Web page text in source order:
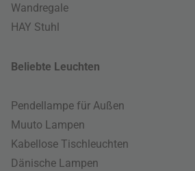
Wandregale
HAY Stuhl
Beliebte Leuchten
Pendellampe für Außen
Muuto Lampen
Kabellose Tischleuchten
Dänische Lampen